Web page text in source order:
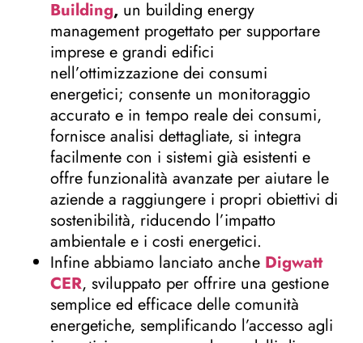
Building, un building energy
management progettato per supportare
imprese e grandi edifici
nell’ottimizzazione dei consumi
energetici; consente un monitoraggio
accurato e in tempo reale dei consumi,
fornisce analisi dettagliate, si integra
facilmente con i sistemi già esistenti e
offre funzionalità avanzate per aiutare le
aziende a raggiungere i propri obiettivi di
sostenibilità, riducendo l’impatto
ambientale e i costi energetici.
Infine abbiamo lanciato anche Digwatt
CER, sviluppato per offrire una gestione
semplice ed efficace delle comunità
energetiche, semplificando l’accesso agli